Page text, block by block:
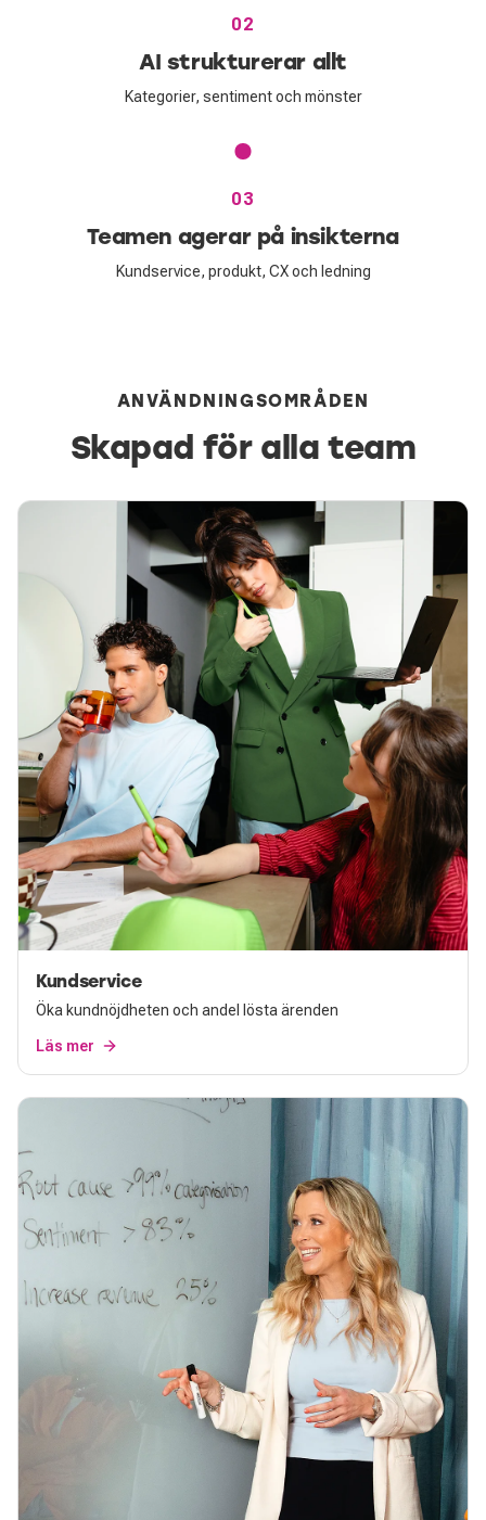
02
AI strukturerar allt
Kategorier, sentiment och mönster
03
Teamen agerar på insikterna
Kundservice, produkt, CX och ledning
ANVÄNDNINGSOMRÅDEN
Skapad för alla team
Kundservice
Öka kundnöjdheten och andel lösta ärenden
Läs mer